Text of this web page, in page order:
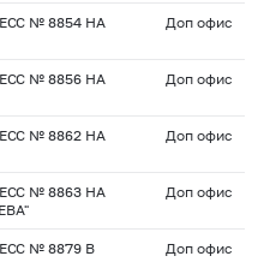
№ 8854 НА
Доп офис
№ 8856 НА
Доп офис
№ 8862 НА
Доп офис
№ 8863 НА
Доп офис
№ 8879 В
Доп офис